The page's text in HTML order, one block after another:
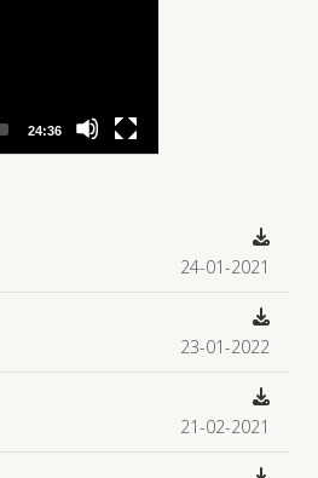
24:36
24-01-2021
23-01-2022
21-02-2021